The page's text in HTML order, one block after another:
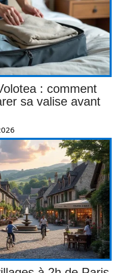
: comment
sa valise avant